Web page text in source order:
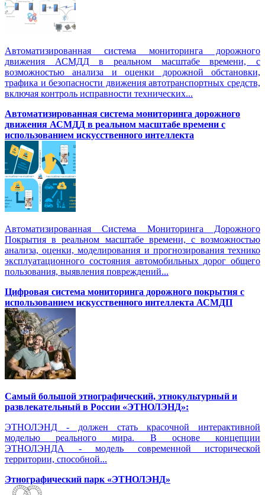
Автоматизированная система мониторинга дорожного
движения АСМДД в реальном масштабе времени, с
возможностью анализа и оценки дорожной обстановки,
трафика и безопасности движения автотранспортных средств,
включая контроль исправности технических...
Автоматизированная cистема мониторинга дорожного
движения АСМДД в реальном масштабе времени с
использованием искусственного интеллекта
Автоматизированная Система Мониторинга Дорожного
Покрытия в реальном масштабе времени, с возможностью
анализа, оценки, моделирования и прогнозирования технико
эксплуатационного состояния автомобильных дорог общего
пользования, выявления повреждений...
Цифровая система мониторинга дорожного покрытия с
использованием искусственного интеллекта АСМДП
Самый большой этнографический, этнокультурный и
развлекательный в России «ЭТНОЛЭНД»:
ЭТНОЛЭНД - должен стать красочной интерактивной
моделью реального мира. В основе концепции
ЭТНОЛЭНДА - модель современной исторической
территории, способной...
Этнографический парк «ЭТНОЛЭНД»